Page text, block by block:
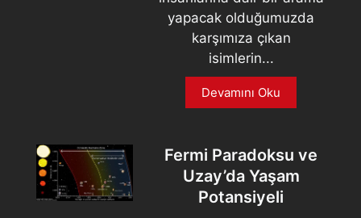
yapacak olduğumuzda
karşımıza çıkan
isimlerin...
Devamını Oku
Fermi Paradoksu ve
Uzay’da Yaşam
Potansiyeli